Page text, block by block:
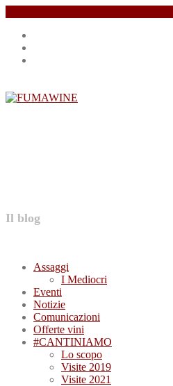
Salta
contenuto
Il blog
Assaggi
I Mediocri
Eventi
Notizie
Comunicazioni
Offerte vini
#CANTINIAMO
Lo scopo
Visite 2019
Visite 2021